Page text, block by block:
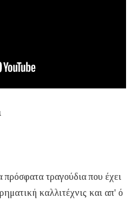
τραγούδια που έχει
καλλιτέχνις και απ' ό